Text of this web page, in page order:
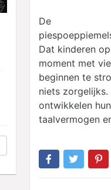
De
Dat kinderen
moment met
beginnen te
niets zorgelijks.
ontwikkelen hun
taalvermogen